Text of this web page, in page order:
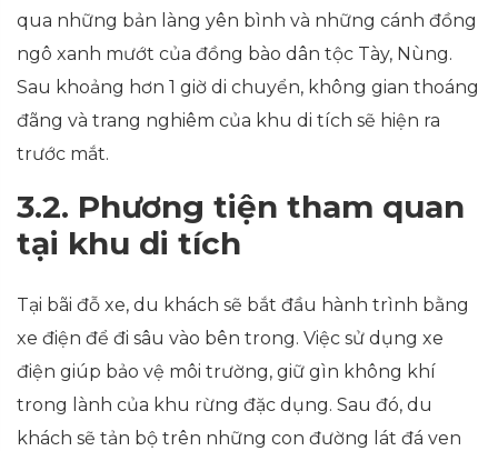
qua những bản làng yên bình và những cánh đồng
ngô xanh mướt của đồng bào dân tộc Tày, Nùng.
Sau khoảng hơn 1 giờ di chuyển, không gian thoáng
đãng và trang nghiêm của khu di tích sẽ hiện ra
trước mắt.
3.2. Phương tiện tham quan
tại khu di tích
Tại bãi đỗ xe, du khách sẽ bắt đầu hành trình bằng
xe điện để đi sâu vào bên trong. Việc sử dụng xe
điện giúp bảo vệ môi trường, giữ gìn không khí
trong lành của khu rừng đặc dụng. Sau đó, du
khách sẽ tản bộ trên những con đường lát đá ven